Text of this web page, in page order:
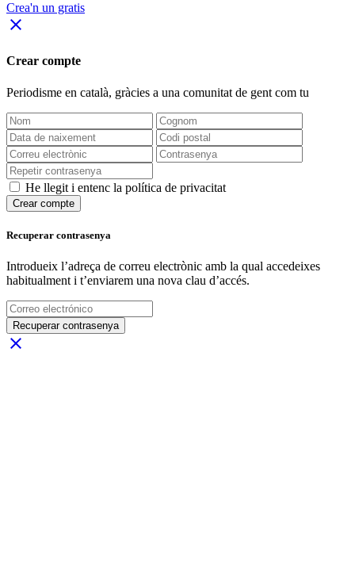
Crea'n un gratis
close
Crear compte
Periodisme en català, gràcies a una comunitat de gent com tu
He llegit i entenc la política de privacitat
Crear compte
Recuperar contrasenya
Introdueix l’adreça de correu electrònic amb la qual accedeixes
habitualment i t’enviarem una nova clau d’accés.
Recuperar contrasenya
close